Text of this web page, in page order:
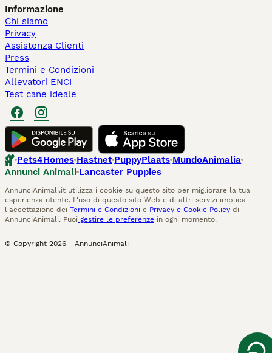
Informazione
Chi siamo
Privacy
Assistenza Clienti
Press
Termini e Condizioni
Allevatori ENCI
Test cane ideale
Pets4Homes Hastnet PuppyPlaats MundoAnimalia
Annunci Animali Lancaster Puppies
AnnunciAnimali.it utilizza i cookie su questo sito per migliorare la tua
esperienza utente. L'uso di questo sito Web e di altri servizi implica
l'accettazione dei Termini e Condizioni e Privacy e Cookie Policy di
AnnunciAnimali. Puoi gestire le preferenze in ogni momento.
© Copyright 2026 - AnnunciAnimali